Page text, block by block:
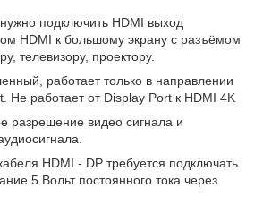
подключить HDMI выход
HDMI к большому экрану с разъёмом
телевизору, проектору.
работает только в направлении
Не работает от Display Port к HDMI 4K
разрешение видео сигнала и
HDMI - DP требуется подключать
5 Вольт постоянного тока через